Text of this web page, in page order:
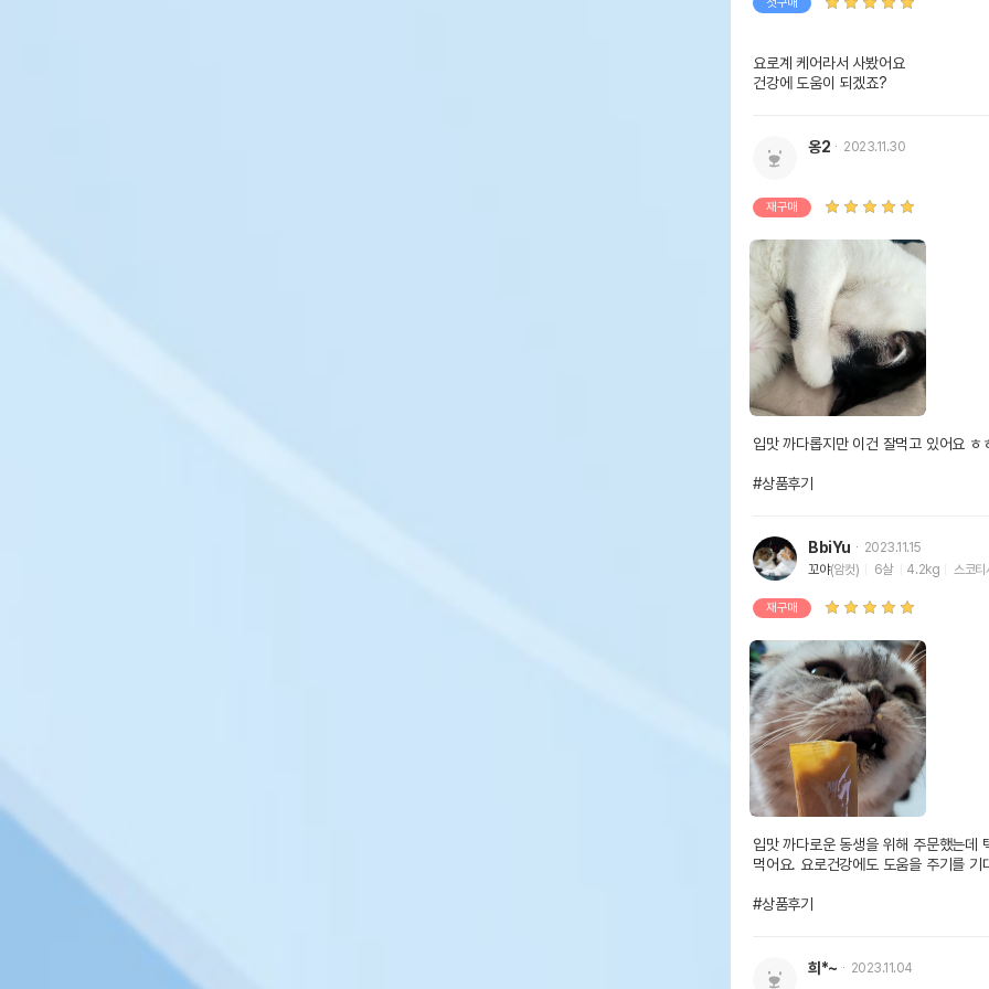
요로계 케어라서 사봤어요
건강에 도움이 되겠죠?
옹2 2023.11.30
재구매
입맛 까다롭지만 이건 잘먹고 있어요 ㅎ
#상품후기
BbiYu
2023.11.15
꼬야(암컷) 6살 4.2kg 스코티
재구매
입맛 까다로운 동생을 위해 주문했는데
먹어요. 요로건강에도 도움을 주기를
#상품후기
희*~ 2023.11.04